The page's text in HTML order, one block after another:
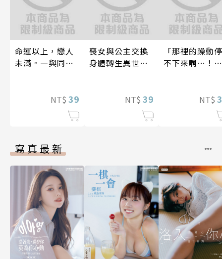
命運以上，戀人
未滿。―與同期α
NT$ 39
喪女與公主交換
身體轉生異世界
NT$ 39
「那裡的躁動停
不下來啊…！」
滿人電車(第14
NT$
寫真最新